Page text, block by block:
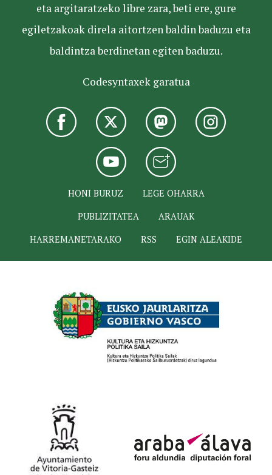
eta argitaratzeko libre zara, beti ere, gure
egiletzakoak direla aitortzen baldin baduzu eta
baldintza berdinetan egiten baduzu.
Codesyntaxek garatua
HONI BURUZ
LEGE OHARRA
PUBLIZITATEA
ARAUAK
HARREMANETARAKO
RSS EGIN ALEAKIDE